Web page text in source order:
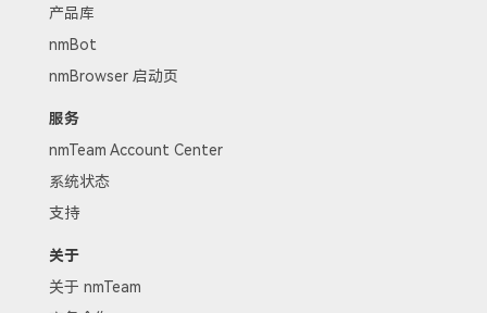
产品库
nmBot
nmBrowser 启动页
服务
nmTeam Account Center
系统状态
支持
关于
关于 nmTeam